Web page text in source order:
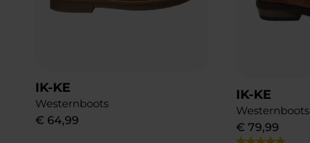
IK-KE
Westernboots
€ 64,99
IK-KE
Westernboots
€ 79,99